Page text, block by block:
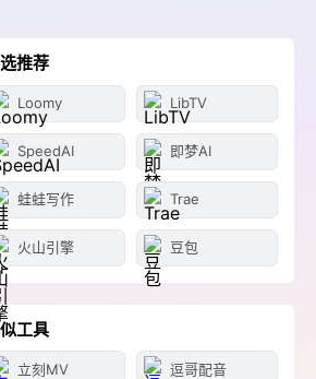
推荐
Loomy LibTV
SpeedAI 即梦AI
蛙蛙写作 Trae
火山引擎 豆包
工具
立刻MV 逗哥配音